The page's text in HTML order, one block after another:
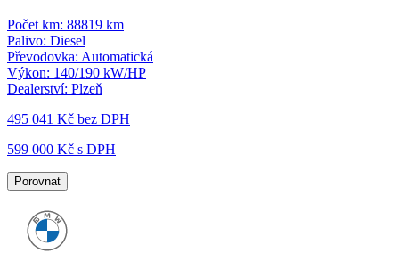
Počet km: 88819 km
Palivo: Diesel
Převodovka: Automatická
Výkon: 140/190 kW/HP
Dealerství: Plzeň
495 041 Kč bez DPH
599 000 Kč s DPH
Porovnat